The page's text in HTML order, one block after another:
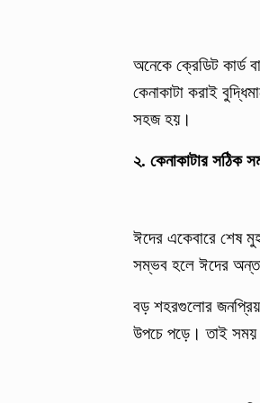
অনেকে ক্রেডিট কার্ড
কেনাকাটা করাই
সহজ হয়।
২. কেনাকাটার সঠিক
ঈদের একেবারে শেষ
সম্ভব হলে ঈদের
বড় শহরগুলোর জনপ্রিয়
উপচে পড়ে। তাই সময়